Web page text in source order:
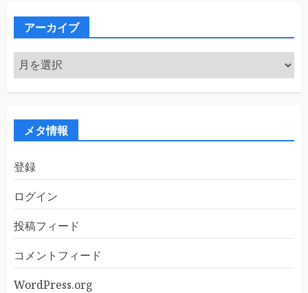
アーカイブ
ア
ー
カ
メタ情報
登録
ログイン
投稿フィード
コメントフィード
WordPress.org